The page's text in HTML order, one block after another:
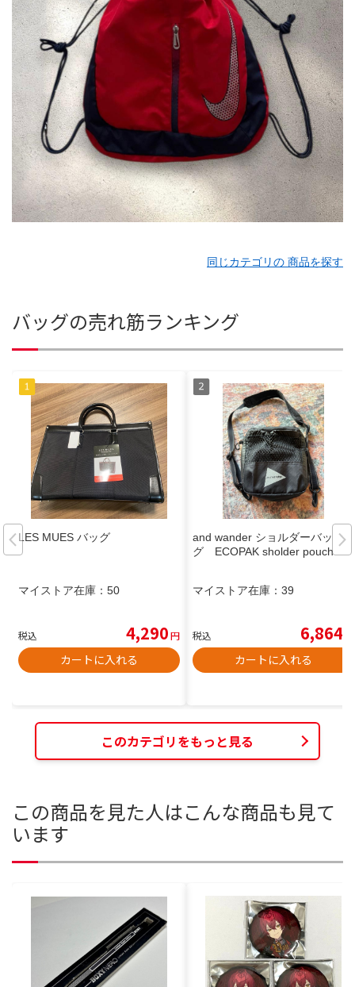
同じカテゴリの 商品を探す
バッグの売れ筋ランキング
LES MUES バッグ
マイストア在庫： 50
税込 4,290円
カートに入れる
and wander ショルダーバッ
グ ECOPAK sholder pouch
マイストア在庫： 39
税込 6,864
カートに入れる
このカテゴリをもっと見る
この商品を見た人はこんな商品も見て
います